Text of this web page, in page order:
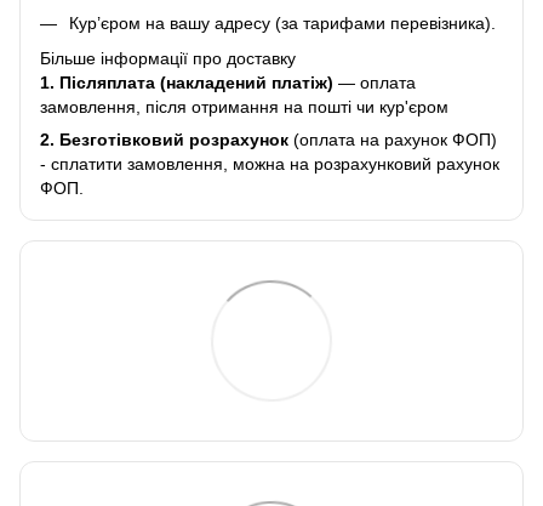
Кур’єром на вашу адресу (за тарифами перевізника).
Більше інформації про доставку
1. Післяплата (накладений платіж) — оплата
замовлення, після отримання на пошті чи кур'єром
2. Безготівковий розрахунок (оплата на рахунок ФОП)
- сплатити замовлення, можна на розрахунковий рахунок
ФОП.